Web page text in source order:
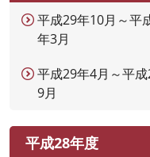
平成29年10月～平
年3月
平成29年4月～平
9月
平成28年度